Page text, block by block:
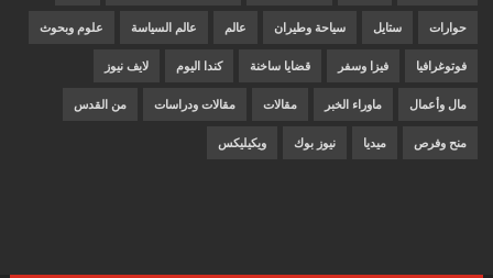
حوارات ستايل سياحة وطيران عالم عالم السياسة علوم وبحوث
فوتوغرافيا فيزا وسفر قضايا ساخنة كندا اليوم لايف نيوز
مال وأعمال ماوراء الخبر مقالات مقالات ودراسات من القدس
منح وفرص ميديا نيوز بوك ويكيليكس